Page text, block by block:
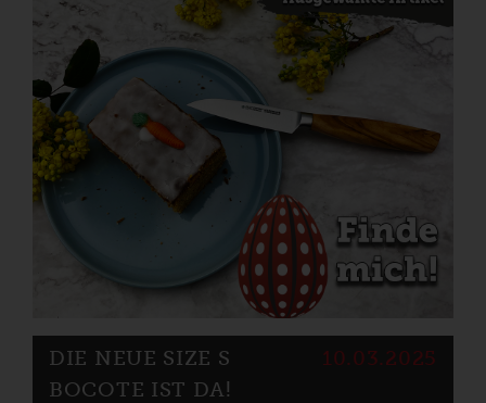
10.03.2025
DIE NEUE SIZE S
BOCOTE IST DA!